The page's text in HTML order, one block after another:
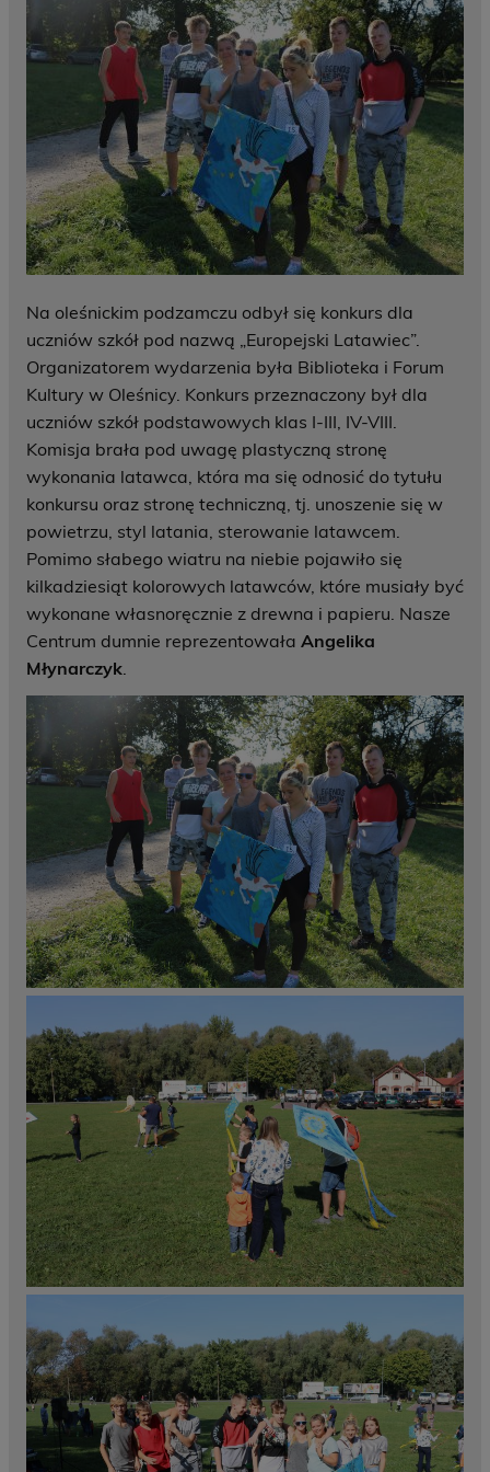
Na oleśnickim podzamczu odbył się konkurs dla
uczniów szkół pod nazwą „Europejski Latawiec”.
Organizatorem wydarzenia była Biblioteka i Forum
Kultury w Oleśnicy. Konkurs przeznaczony był dla
uczniów szkół podstawowych klas I-III, IV-VIII.
Komisja brała pod uwagę plastyczną stronę
wykonania latawca, która ma się odnosić do tytułu
konkursu oraz stronę techniczną, tj. unoszenie się w
powietrzu, styl latania, sterowanie latawcem.
Pomimo słabego wiatru na niebie pojawiło się
kilkadziesiąt kolorowych latawców, które musiały być
wykonane własnoręcznie z drewna i papieru. Nasze
Centrum dumnie reprezentowała Angelika
Młynarczyk.